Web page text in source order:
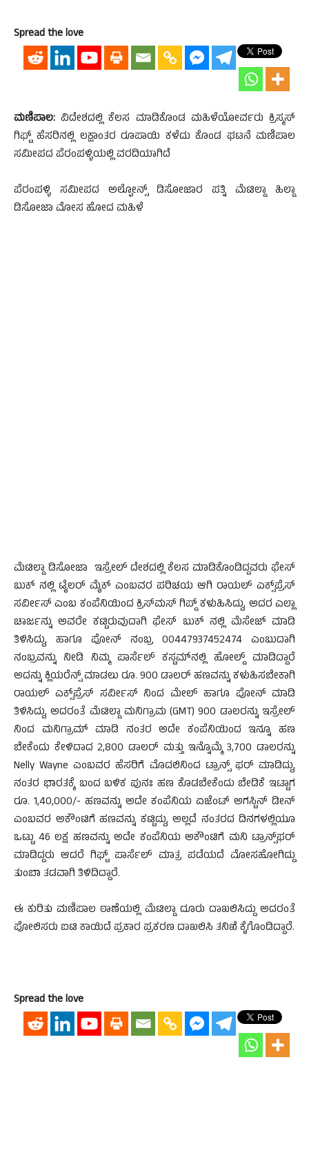
Spread the love
ಮಣಿಪಾಲ: ವಿದೇಶದಲ್ಲಿ ಕೆಲಸ ಮಾಡಿಕೊಂಡ ಮಹಿಳೆಯೋರ್ವರು ಕ್ರಿಸ್ಮಸ್
ಗಿಫ್ಟ್ ಹೆಸರಿನಲ್ಲಿ ಲಕ್ಷಾಂತರ ರೂಪಾಯಿ ಕಳೆದು ಕೊಂಡ ಘಟನೆ ಮಣಿಪಾಲ
ಸಮೀಪದ ಪೆರಂಪಳ್ಳಿಯಲ್ಲಿ ವರದಿಯಾಗಿದೆ
ಪೆರಂಪಳ್ಳಿ ಸಮೀಪದ ಅಲ್ಫೋನ್ಸ್ ಡಿಸೋಜಾರ ಪತ್ನಿ ಮೆಟಿಲ್ಡಾ ಹಿಲ್ಡಾ
ಡಿಸೋಜಾ ಮೋಸ ಹೋದ ಮಹಿಳೆ
ಮೆಟಿಲ್ಡಾ ಡಿಸೋಜಾ ಇಸ್ರೇಲ್‌ ದೇಶದಲ್ಲಿ ಕೆಲಸ ಮಾಡಿಕೊಂಡಿದ್ದವರು ಫೇಸ್
ಬುಕ್ ನಲ್ಲಿ ಟೈಲರ್ ಮೈಕ್ ಎಂಬವರ ಪರಿಚಯ ಆಗಿ ರಾಯಲ್ ಎಕ್ಸ್‌‌‌ಪ್ರೆಸ್
ಸರ್ವೀಸ್‌ ಎಂಬ ಕಂಪೆನಿಯಿಂದ ಕ್ರಿಸ್‌ಮಸ್ ಗಿಪ್ಡ್‌ ಕಳುಹಿಸಿದ್ದು, ಅದರ ಎಲ್ಲಾ
ಚಾರ್ಜನ್ನು ಅವರೇ ಕಟ್ಟಿರುವುದಾಗಿ ಫೇಸ್ ಬುಕ್ ನಲ್ಲಿ ಮೆಸೇಜ್ ಮಾಡಿ
ತಿಳಿಸಿದ್ದು, ಹಾಗೂ ಪೋನ್ ನಂಬ್ರ 00447937452474 ಎಂಬುದಾಗಿ
ನಂಬ್ರವನ್ನು ನೀಡಿ ನಿಮ್ಮ ಪಾರ್ಸೆಲ್‌ ಕಸ್ಟಮ್‌ನಲ್ಲಿ ಹೋಲ್ಡ್‌ ಮಾಡಿದ್ದಾರೆ
ಅದನ್ನು ಕ್ಲಿಯರೆನ್ಸ್ ಮಾಡಲು ರೂ. 900 ಡಾಲರ್ ಹಣವನ್ನು ಕಳುಹಿಸಬೇಕಾಗಿ
ರಾಯಲ್ ಎಕ್ಸ್‌‌‌ಪ್ರೆಸ್ ಸರ್ವೀಸ್ ನಿಂದ ಮೇಲ್ ಹಾಗೂ ಪೋನ್ ಮಾಡಿ
ತಿಳಿಸಿದ್ದು, ಅದರಂತೆ ಮೆಟಿಲ್ಡಾ ಮನಿಗ್ರಾಮ (GMT) 900 ಡಾಲರನ್ನು ಇಸ್ರೇಲ್‌
ನಿಂದ ಮನಿಗ್ರಾಮ್ ಮಾಡಿ ನಂತರ ಅದೇ ಕಂಪೆನಿಯಿಂದ ಇನ್ನೂ ಹಣ
ಬೇಕೆಂದು ಕೇಳಿದಾದ 2,800 ಡಾಲರ್ ಮತ್ತು ಇನ್ನೊಮ್ಮೆ 3,700 ಡಾಲರನ್ನು
Nelly Wayne ಎಂಬವರ ಹೆಸರಿಗೆ ಮೊದಲಿನಿಂದ ಟ್ರಾನ್ಸ್‌ ‌‌‌ಫರ್ ಮಾಡಿದ್ದು,
ನಂತರ ಭಾರತಕ್ಕೆ ಬಂದ ಬಳಿಕ ಪುನಃ ಹಣ ಕೊಡಬೇಕೆಂದು ಬೇಡಿಕೆ ಇಟ್ಟಾಗ
ರೂ. 1,40,000/- ಹಣವನ್ನು ಅದೇ ಕಂಪೆನಿಯ ಏಜೆಂಟ್ ಅಗಸ್ಟಿನ್ ಡೀನ್
ಎಂಬವರ ಅಕೌಂಟಿಗೆ ಹಣವನ್ನು ಕಟ್ಟಿದ್ದು, ಅಲ್ಲದೆ ನಂತರದ ದಿನಗಳಲ್ಲಿಯೂ
ಒಟ್ಟು 46 ಲಕ್ಷ ಹಣವನ್ನು ಅದೇ ಕಂಪೆನಿಯ ಅಕೌಂಟಿಗೆ ಮನಿ ಟ್ರಾನ್ಸ್‌‌‌ಫರ್‌‌
ಮಾಡಿದ್ದರು ಆದರೆ ಗಿಫ್ಟ್ ಪಾರ್ಸೆಲ್ ಮಾತ್ರ ಪಡೆಯದೆ ಮೋಸಹೋಗಿದ್ದು
ತುಂಬಾ ತಡವಾಗಿ ತಿಳಿದಿದ್ದಾರೆ.
ಈ ಕುರಿತು ಮಣಿಪಾಲ ಠಾಣೆಯಲ್ಲಿ ಮೆಟಿಲ್ಡಾ ದೂರು ದಾಖಲಿಸಿದ್ದು ಅದರಂತೆ
ಪೋಲಿಸರು ಐಟಿ ಕಾಯಿದೆ ಪ್ರಕಾರ ಪ್ರಕರಣ ದಾಖಲಿಸಿ ತನಿಖೆ ಕೈಗೊಂಡಿದ್ದಾರೆ.
Spread the love